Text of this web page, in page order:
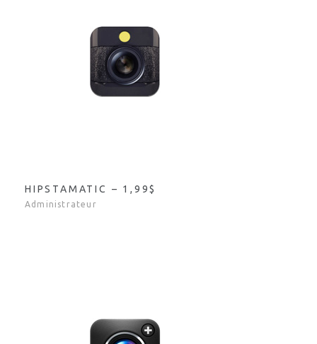
HIPSTAMATIC – 1,99$
Administrateur